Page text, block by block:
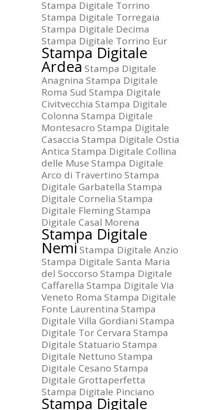
Stampa Digitale Torrino
Stampa Digitale Torregaia
Stampa Digitale Decima
Stampa Digitale Torrino Eur
Stampa Digitale
Ardea Stampa Digitale
Anagnina Stampa Digitale
Roma Sud Stampa Digitale
Civitvecchia Stampa Digitale
Colonna Stampa Digitale
Montesacro Stampa Digitale
Casaccia Stampa Digitale Ostia
Antica Stampa Digitale Collina
delle Muse Stampa Digitale
Arco di Travertino Stampa
Digitale Garbatella Stampa
Digitale Cornelia Stampa
Digitale FlemingStampa
Digitale Casal Morena
Stampa Digitale
NemiStampa Digitale Anzio
Stampa Digitale Santa Maria
del Soccorso Stampa Digitale
Caffarella Stampa Digitale Via
Veneto Roma Stampa Digitale
Fonte Laurentina Stampa
Digitale Villa Gordiani Stampa
Digitale Tor Cervara Stampa
Digitale Statuario Stampa
Digitale Nettuno Stampa
Digitale Cesano Stampa
Digitale Grottaperfetta
Stampa Digitale Pinciano
Stampa Digitale